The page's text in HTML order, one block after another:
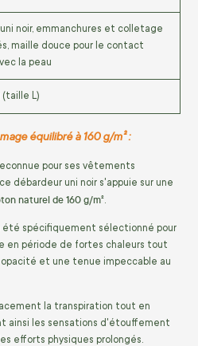
noir, emmanchures et colletage
maille douce pour le contact
la peau
(taille L)
équilibré à 160 g/m² :
pour ses vêtements
débardeur uni noir s'appuie sur une
naturel de 160 g/m².
spécifiquement sélectionné pour
en période de fortes chaleurs tout
et une tenue impeccable au
la transpiration tout en
ainsi les sensations d'étouffement
efforts physiques prolongés.